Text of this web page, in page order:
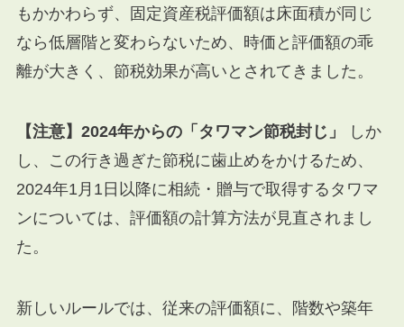
もかかわらず、固定資産税評価額は床面積が同じ
なら低層階と変わらないため、時価と評価額の乖
離が大きく、節税効果が高いとされてきました。
【注意】2024年からの「タワマン節税封じ」
しか
し、この行き過ぎた節税に歯止めをかけるため、
2024年1月1日以降に相続・贈与で取得するタワマ
ンについては、評価額の計算方法が見直されまし
た。
新しいルールでは、従来の評価額に、階数や築年